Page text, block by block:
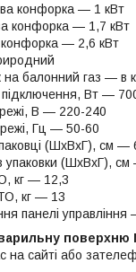
конфорка — 1 кВт
конфорка — 1,7 кВт
конфорка — 2,6 кВт
на балонний газ — в
підключення, Вт —
В — 220-240
Гц — 50-60
(ШхВхГ), см —
упаковки (ШхВхГ),
кг — 12,3
кг — 13
панелі
поверхню
на сайті або